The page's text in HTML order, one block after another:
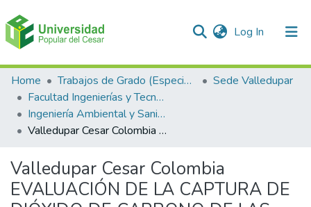
Log In (current)
Communities & Collections
All of DSpace
Statistics
Home Trabajos de Grado (Especializaciones y Pregrados)
Sede Valledupar
Facultad Ingenierías y Tecnologías
Ingeniería Ambiental y Sanitaria.
Valledupar Cesar Colombia EVALUACIÓN DE LA CAPTURA DE DIÓXIDO DE CARBONO DE LAS MACRÓFITAS PREDOMINANTES EN LA CIENAGA DE ZAPATOSA ZONA DE INFLUENCIA CHIRIGUANÁ, CESAR
Valledupar Cesar Colombia
EVALUACIÓN DE LA CAPTURA DE